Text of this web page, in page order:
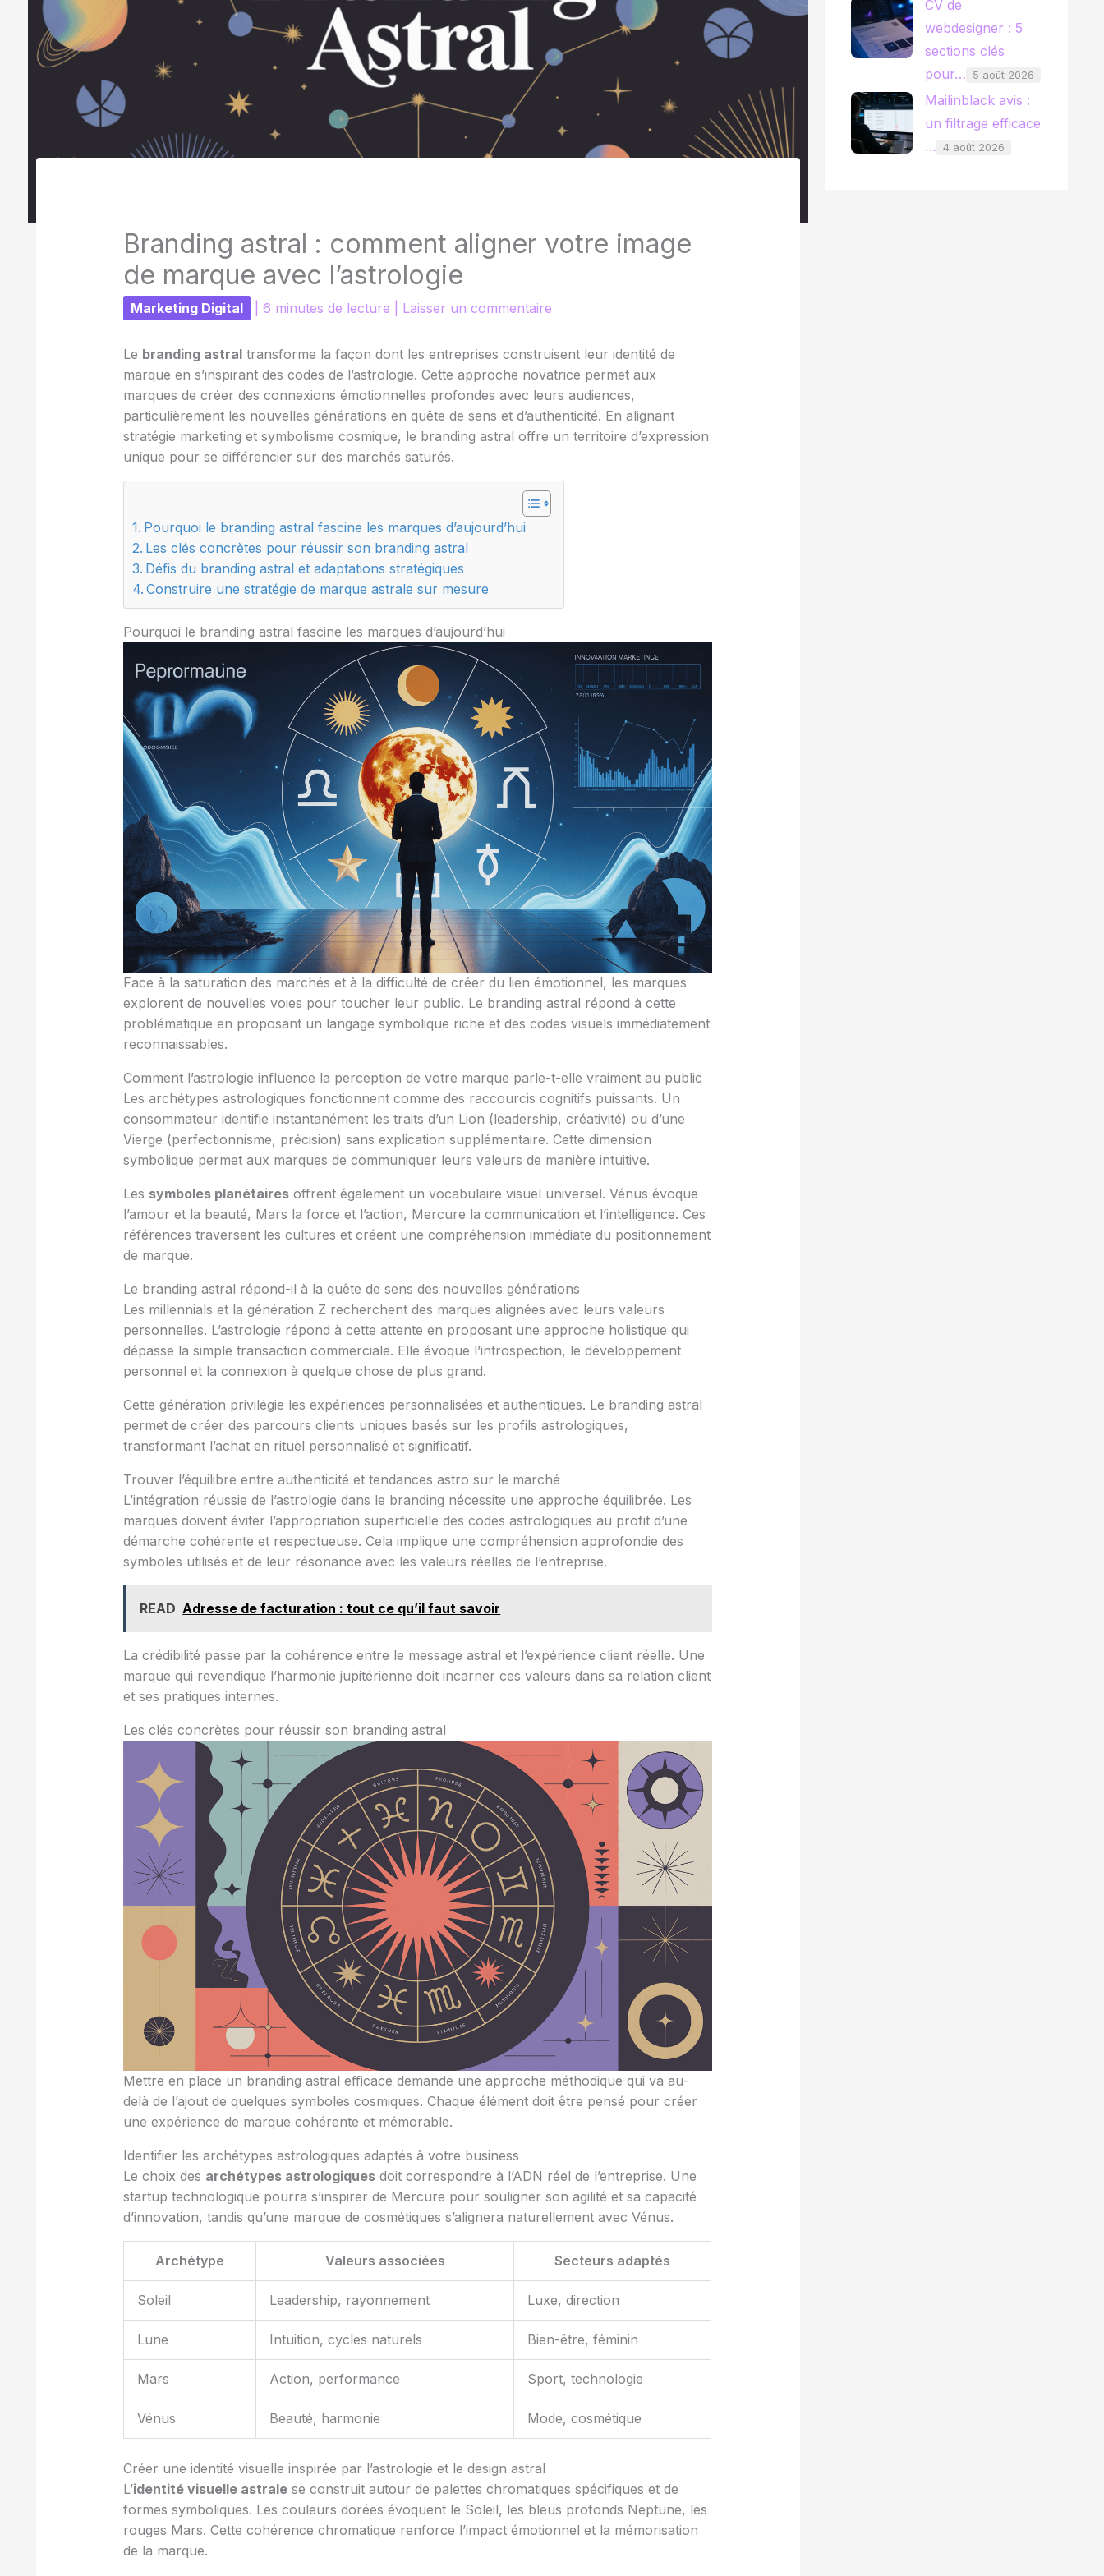
Branding astral : comment aligner votre image
de marque avec l’astrologie
Marketing Digital |6 minutes de lecture Laisser un commentaire
Le branding astral transforme la façon dont les entreprises construisent leur identité de
marque en s’inspirant des codes de l’astrologie. Cette approche novatrice permet aux
marques de créer des connexions émotionnelles profondes avec leurs audiences,
particulièrement les nouvelles générations en quête de sens et d’authenticité. En alignant
stratégie marketing et symbolisme cosmique, le branding astral offre un territoire d’expression
unique pour se différencier sur des marchés saturés.
Pourquoi le branding astral fascine les marques d’aujourd’hui
Les clés concrètes pour réussir son branding astral
Défis du branding astral et adaptations stratégiques
Construire une stratégie de marque astrale sur mesure
Pourquoi le branding astral fascine les marques d’aujourd’hui
Face à la saturation des marchés et à la difficulté de créer du lien émotionnel, les marques
explorent de nouvelles voies pour toucher leur public. Le branding astral répond à cette
problématique en proposant un langage symbolique riche et des codes visuels immédiatement
reconnaissables.
Comment l’astrologie influence la perception de votre marque parle-t-elle vraiment au public
Les archétypes astrologiques fonctionnent comme des raccourcis cognitifs puissants. Un
consommateur identifie instantanément les traits d’un Lion (leadership, créativité) ou d’une
Vierge (perfectionnisme, précision) sans explication supplémentaire. Cette dimension
symbolique permet aux marques de communiquer leurs valeurs de manière intuitive.
Les symboles planétaires offrent également un vocabulaire visuel universel. Vénus évoque
l’amour et la beauté, Mars la force et l’action, Mercure la communication et l’intelligence. Ces
références traversent les cultures et créent une compréhension immédiate du positionnement
de marque.
Le branding astral répond-il à la quête de sens des nouvelles générations
Les millennials et la génération Z recherchent des marques alignées avec leurs valeurs
personnelles. L’astrologie répond à cette attente en proposant une approche holistique qui
dépasse la simple transaction commerciale. Elle évoque l’introspection, le développement
personnel et la connexion à quelque chose de plus grand.
Cette génération privilégie les expériences personnalisées et authentiques. Le branding astral
permet de créer des parcours clients uniques basés sur les profils astrologiques,
transformant l’achat en rituel personnalisé et significatif.
Trouver l’équilibre entre authenticité et tendances astro sur le marché
L’intégration réussie de l’astrologie dans le branding nécessite une approche équilibrée. Les
marques doivent éviter l’appropriation superficielle des codes astrologiques au profit d’une
démarche cohérente et respectueuse. Cela implique une compréhension approfondie des
symboles utilisés et de leur résonance avec les valeurs réelles de l’entreprise.
READ Adresse de facturation : tout ce qu’il faut savoir
La crédibilité passe par la cohérence entre le message astral et l’expérience client réelle. Une
marque qui revendique l’harmonie jupitérienne doit incarner ces valeurs dans sa relation client
et ses pratiques internes.
Les clés concrètes pour réussir son branding astral
Mettre en place un branding astral efficace demande une approche méthodique qui va au-
delà de l’ajout de quelques symboles cosmiques. Chaque élément doit être pensé pour créer
une expérience de marque cohérente et mémorable.
Identifier les archétypes astrologiques adaptés à votre business
Le choix des archétypes astrologiques doit correspondre à l’ADN réel de l’entreprise. Une
startup technologique pourra s’inspirer de Mercure pour souligner son agilité et sa capacité
d’innovation, tandis qu’une marque de cosmétiques s’alignera naturellement avec Vénus.
Archétype Valeurs associées Secteurs adaptés
Soleil Leadership, rayonnement Luxe, direction
Lune Intuition, cycles naturels Bien-être, féminin
Mars Action, performance Sport, technologie
Vénus Beauté, harmonie Mode, cosmétique
Créer une identité visuelle inspirée par l’astrologie et le design astral
L’identité visuelle astrale se construit autour de palettes chromatiques spécifiques et de
formes symboliques. Les couleurs dorées évoquent le Soleil, les bleus profonds Neptune, les
rouges Mars. Cette cohérence chromatique renforce l’impact émotionnel et la mémorisation
de la marque.
CV de
webdesigner : 5
sections clés
pour…
5 août 2026
Mailinblack avis :
un filtrage efficace
… 4 août 2026